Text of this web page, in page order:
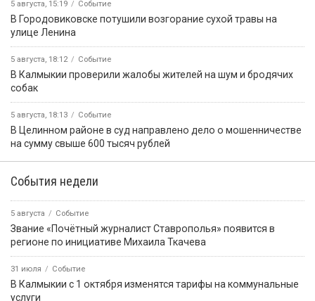
5 августа, 15:19 Событие
В Городовиковске потушили возгорание сухой травы на
улице Ленина
5 августа, 18:12 Событие
В Калмыкии проверили жалобы жителей на шум и бродячих
собак
5 августа, 18:13 Событие
В Целинном районе в суд направлено дело о мошенничестве
на сумму свыше 600 тысяч рублей
События недели
5 августа Событие
Звание «Почётный журналист Ставрополья» появится в
регионе по инициативе Михаила Ткачева
31 июля Событие
В Калмыкии с 1 октября изменятся тарифы на коммунальные
услуги